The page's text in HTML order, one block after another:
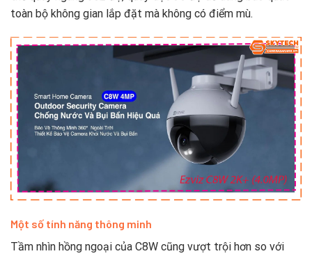
toàn bộ không gian lắp đặt mà không có điểm mù.
Một số tính năng thông minh
Tầm nhìn hồng ngoại của C8W cũng vượt trội hơn so với